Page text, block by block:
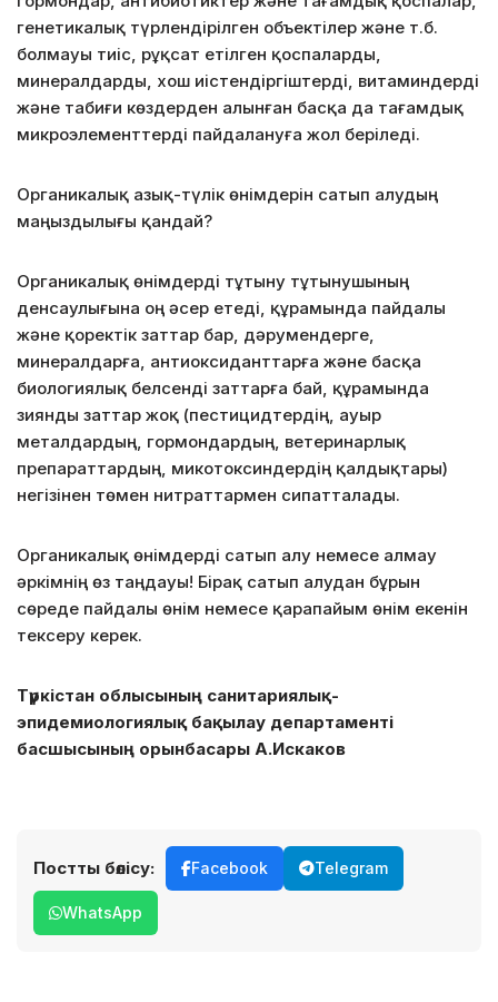
генетикалық түрлендірілген объектілер және т.б.
болмауы тиіс, рұқсат етілген қоспаларды,
минералдарды, хош иістендіргіштерді, витаминдерді
және табиғи көздерден алынған басқа да тағамдық
микроэлементтерді пайдалануға жол беріледі.
Органикалық азық-түлік өнімдерін сатып алудың
маңыздылығы қандай?
Органикалық өнімдерді тұтыну тұтынушының
денсаулығына оң әсер етеді, құрамында пайдалы
және қоректік заттар бар, дәрумендерге,
минералдарға, антиоксиданттарға және басқа
биологиялық белсенді заттарға бай, құрамында
зиянды заттар жоқ (пестицидтердің, ауыр
металдардың, гормондардың, ветеринарлық
препараттардың, микотоксиндердің қалдықтары)
негізінен төмен нитраттармен сипатталады.
Органикалық өнімдерді сатып алу немесе алмау
әркімнің өз таңдауы! Бірақ сатып алудан бұрын
сөреде пайдалы өнім немесе қарапайым өнім екенін
тексеру керек.
Түркістан облысының санитариялық-
эпидемиологиялық бақылау департаменті
басшысының орынбасары А.Искаков
Постты бөлісу: Facebook Telegram
WhatsApp